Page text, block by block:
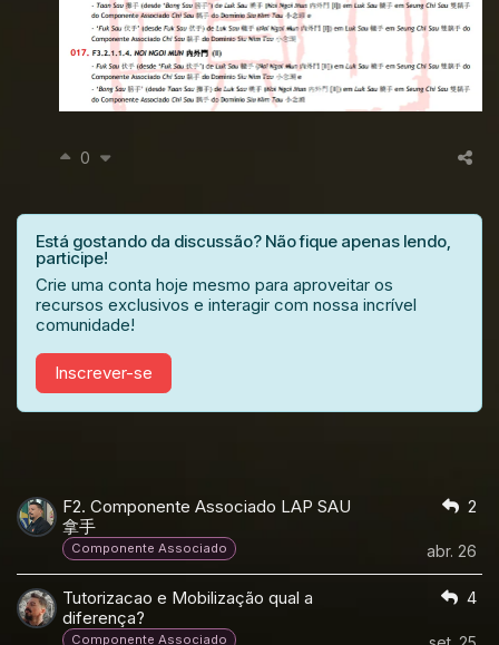
0
Está gostando da discussão? Não fique apenas lendo,
participe!
Crie uma conta hoje mesmo para aproveitar os
recursos exclusivos e interagir com nossa incrível
comunidade!
Inscrever-se
F2. Componente Associado LAP SAU
拿手
Componente Associado
2
abr. 26
Tutorizacao e Mobilização qual a
diferença?
Componente Associado
4